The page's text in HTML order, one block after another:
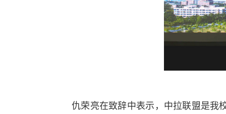
仇荣亮在致辞中表示，中拉联盟是我校